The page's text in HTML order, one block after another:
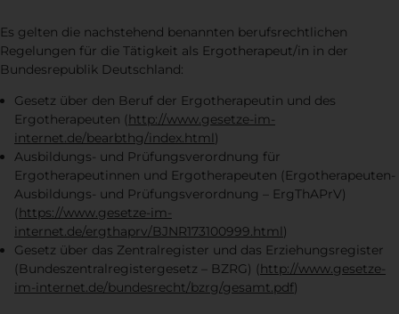
Es gelten die nachstehend benannten berufsrechtlichen
Regelungen für die Tätigkeit als Ergotherapeut/in in der
Bundesrepublik Deutschland:
Gesetz über den Beruf der Ergotherapeutin und des
Ergotherapeuten (http://www.gesetze-im-
internet.de/bearbthg/index.html)
Ausbildungs- und Prüfungsverordnung für
Ergotherapeutinnen und Ergotherapeuten (Ergotherapeuten-
Ausbildungs- und Prüfungsverordnung – ErgThAPrV)
(https://www.gesetze-im-
internet.de/ergthaprv/BJNR173100999.html)
Gesetz über das Zentralregister und das Erziehungsregister
(Bundeszentralregistergesetz – BZRG) (http://www.gesetze-
im-internet.de/bundesrecht/bzrg/gesamt.pdf)